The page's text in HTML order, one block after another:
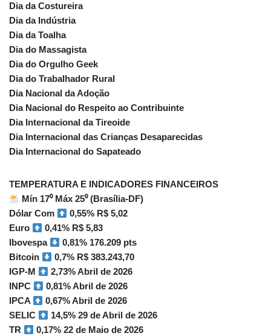
Dia da Costureira
Dia da Indústria
Dia da Toalha
Dia do Massagista
Dia do Orgulho Geek
Dia do Trabalhador Rural
Dia Nacional da Adoção
Dia Nacional do Respeito ao Contribuinte
Dia Internacional da Tireoide
Dia Internacional das Crianças Desaparecidas
Dia Internacional do Sapateado
TEMPERATURA E INDICADORES FINANCEIROS
Mín 17⁰ Máx 25⁰ (Brasília-DF)
Dólar Com
0,55% R$ 5,02
Euro
0,41% R$ 5,83
Ibovespa
0,81% 176.209 pts
Bitcoin
0,7% R$ 383.243,70
IGP-M
2,73% Abril de 2026
INPC
0,81% Abril de 2026
IPCA
0,67% Abril de 2026
SELIC
14,5% 29 de Abril de 2026
TR
0,17% 22 de Maio de 2026